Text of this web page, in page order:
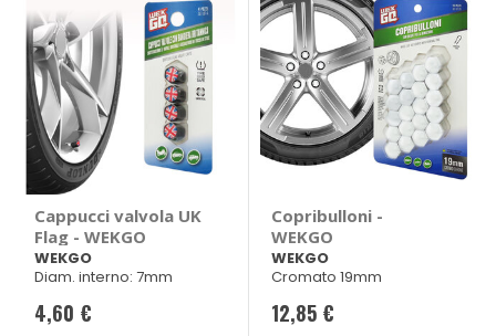
Cappucci valvola UK
Flag - WEKGO
WEKGO
Diam. interno: 7mm
4,60 €
Copribulloni -
WEKGO
WEKGO
Cromato 19mm
12,85 €